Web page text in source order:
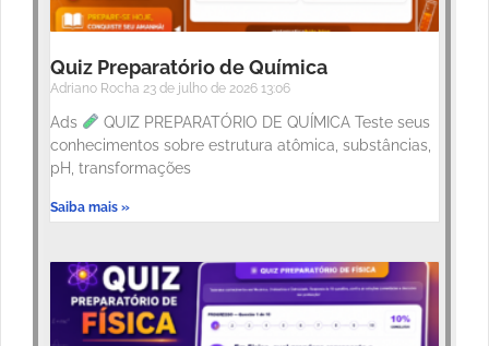
Quiz Preparatório de Química
Adriano Rocha 23 de julho de 2026 13:06
Ads
QUIZ PREPARATÓRIO DE QUÍMICA Teste seus
conhecimentos sobre estrutura atômica, substâncias,
pH, transformações
Saiba mais »